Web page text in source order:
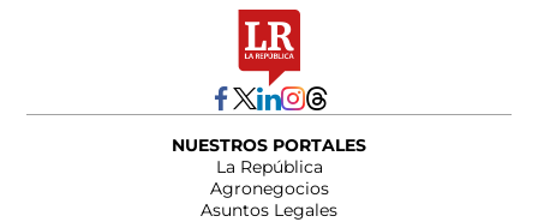
NUESTROS PORTALES
La República
Agronegocios
Asuntos Legales